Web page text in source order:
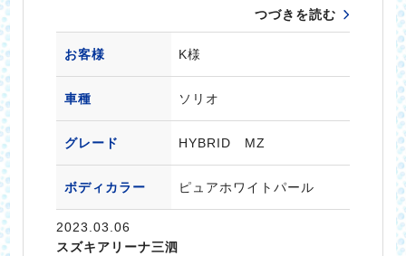
つづきを読む
お客様 K様
車種 ソリオ
グレード HYBRID MZ
ボディカラー ピュアホワイトパール
2023.03.06
スズキアリーナ三泗